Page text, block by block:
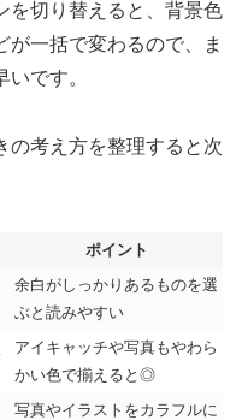
を切り替えると、背景色
一括で変わるので、ま
です。
の考え方を整理すると次
ポイント
余白がしっかりあるものを選
ぶと読みやすい
アイキャッチや写真もやわら
かい色で揃えると◎
写真やイラストをカラフルに